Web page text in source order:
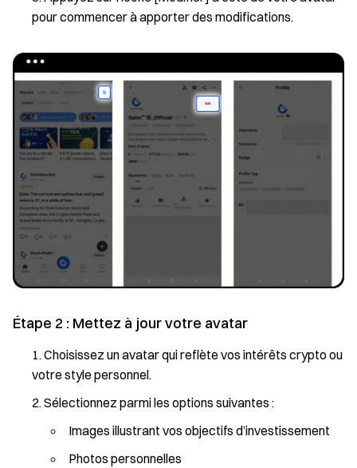
pour commencer à apporter des modifications.
Étape 2 : Mettez à jour votre avatar
Choisissez un avatar qui reflète vos intérêts crypto ou
votre style personnel.
Sélectionnez parmi les options suivantes :
Images illustrant vos objectifs d’investissement
Photos personnelles